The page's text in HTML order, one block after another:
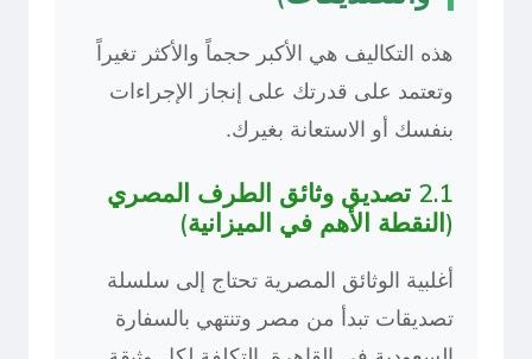
هذه التكاليف هي الأكبر حجماً والأكثر تغيراً
وتعتمد على قدرتك على إنجاز الإجراءات
بنفسك أو الاستعانة بغيرك.
2.1 تصديق وثائق الطرف المصري
(النقطة الأهم في الميزانية)
أغلبية الوثائق المصرية تحتاج إلى سلسلة
تصديقات تبدأ من مصر وتنتهي بالسفارة